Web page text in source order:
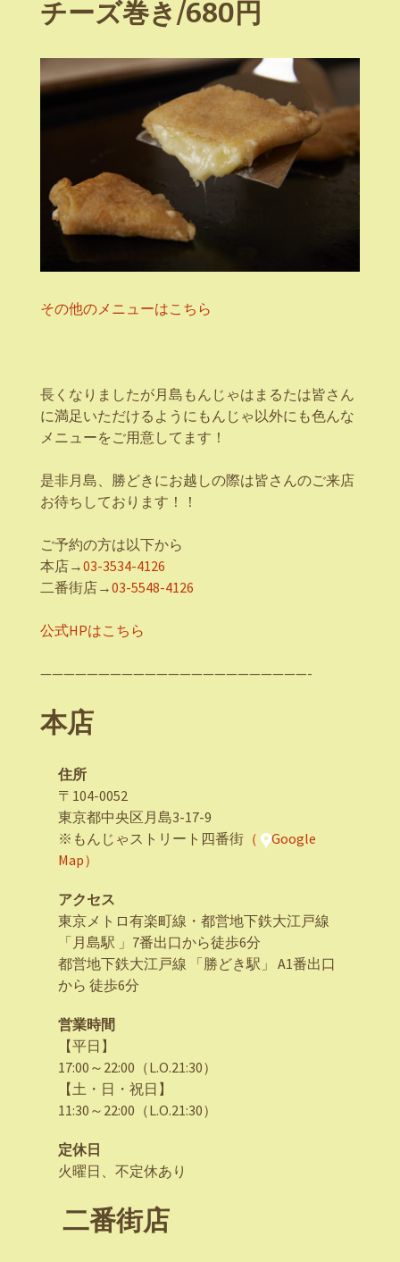
チーズ巻き/680円
その他のメニューはこちら
長くなりましたが月島もんじゃはまるたは皆さん
に満足いただけるようにもんじゃ以外にも色んな
メニューをご用意してます！
是非月島、勝どきにお越しの際は皆さんのご来店
お待ちしております！！
ご予約の方は以下から
本店→03-3534-4126
二番街店→03-5548-4126
公式HPはこちら
———————————————————————-
本店
住所
〒104-0052
東京都中央区月島3-17-9
※もんじゃストリート四番街 （
Google
Map）
アクセス
東京メトロ有楽町線・都営地下鉄大江戸線
「月島駅 」7番出口から徒歩6分
都営地下鉄大江戸線 「勝どき駅」 A1番出口
から 徒歩6分
営業時間
【平日】
17:00～22:00（L.O.21:30）
【土・日・祝日】
11:30～22:00（L.O.21:30）
定休日
火曜日、不定休あり
二番街店